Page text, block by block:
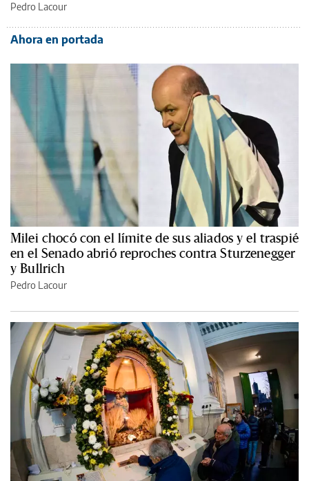
Pedro Lacour
Ahora en portada
Milei chocó con el límite de sus aliados y el traspié
en el Senado abrió reproches contra Sturzenegger
y Bullrich
Pedro Lacour